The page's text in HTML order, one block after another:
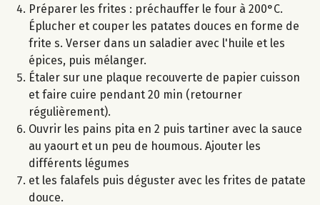
Préparer les frites : préchauffer le four à 200°C.
Éplucher et couper les patates douces en forme de
frite s. Verser dans un saladier avec l'huile et les
épices, puis mélanger.
Étaler sur une plaque recouverte de papier cuisson
et faire cuire pendant 20 min (retourner
régulièrement).
Ouvrir les pains pita en 2 puis tartiner avec la sauce
au yaourt et un peu de houmous. Ajouter les
différents légumes
et les falafels puis déguster avec les frites de patate
douce.